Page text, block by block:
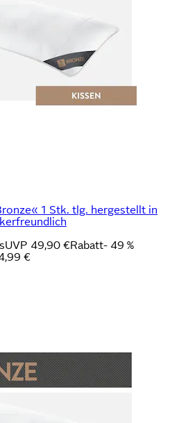
1 Stk. tlg. hergestellt in
UVP 49,90 €Rabatt- 49 %
€